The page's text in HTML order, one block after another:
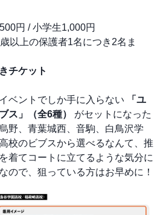
円 / 小学生1,000円
以上の保護者1名につき2名ま
チケット
ベントでしか手に入らない
「ユ
ス」（全6種）
がセットになった
野、青葉城西、音駒、白鳥沢学
校のビブスから選べるなんて、推
着てコートに立てるような気分に
ので、狙っている方はお早めに！